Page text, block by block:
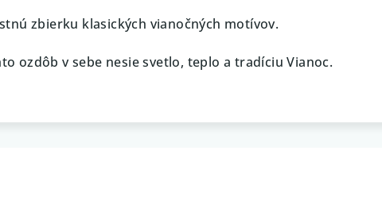
zbierku klasických vianočných motívov.
ozdôb v sebe nesie svetlo, teplo a tradíciu Vianoc.